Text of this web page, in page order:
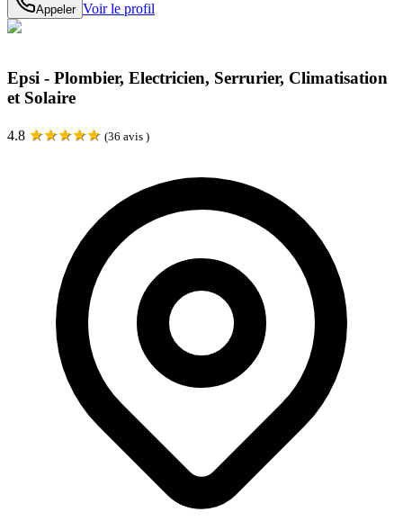
Appeler Voir le profil
Epsi - Plombier, Electricien, Serrurier, Climatisation
et Solaire
4.8 ★★★★★ (36 avis )